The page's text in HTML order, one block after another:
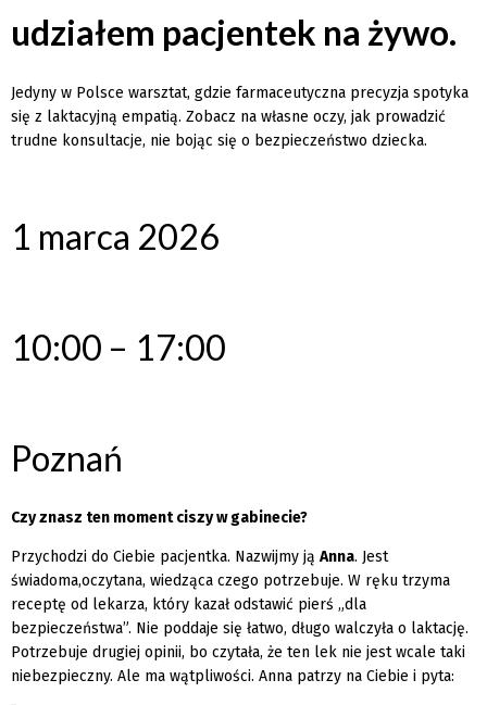
udziałem pacjentek na żywo.
Jedyny w Polsce warsztat, gdzie farmaceutyczna precyzja spotyka
się z laktacyjną empatią. Zobacz na własne oczy, jak prowadzić
trudne konsultacje, nie bojąc się o bezpieczeństwo dziecka.
1 marca 2026
10:00 – 17:00
Poznań
Czy znasz ten moment ciszy w gabinecie?
Przychodzi do Ciebie pacjentka. Nazwijmy ją Anna. Jest
świadoma,oczytana, wiedząca czego potrzebuje. W ręku trzyma
receptę od lekarza, który kazał odstawić pierś „dla
bezpieczeństwa”. Nie poddaje się łatwo, długo walczyła o laktację.
Potrzebuje drugiej opinii, bo czytała, że ten lek nie jest wcale taki
niebezpieczny. Ale ma wątpliwości. Anna patrzy na Ciebie i pyta: